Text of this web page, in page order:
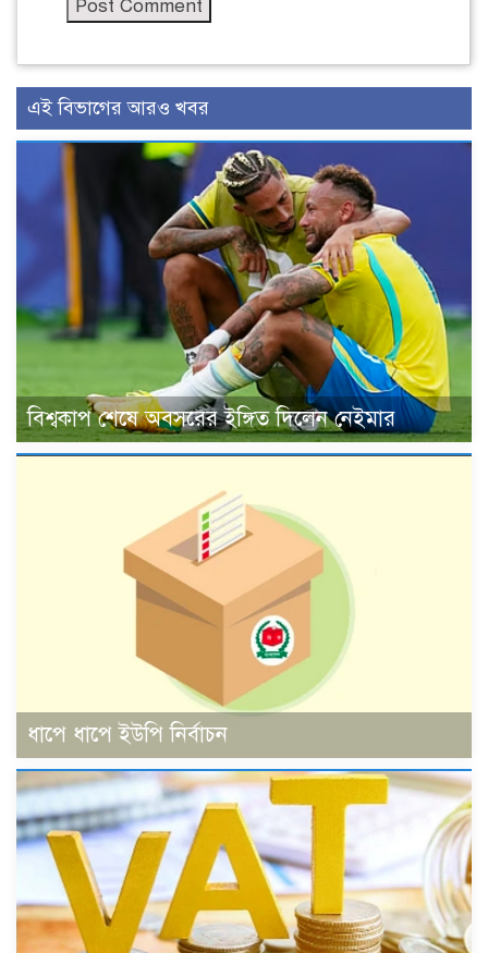
এই বিভাগের আরও খবর
বিশ্বকাপ শেষে অবসরের ইঙ্গিত দিলেন নেইমার
ধাপে ধাপে ইউপি নির্বাচন